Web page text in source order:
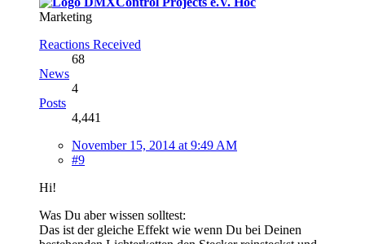
Marketing
Reactions Received
68
News
4
Posts
4,441
November 15, 2014 at 9:49 AM
#9
Hi!
Was Du aber wissen solltest:
Das ist der gleiche Effekt wie wenn Du bei Deinen